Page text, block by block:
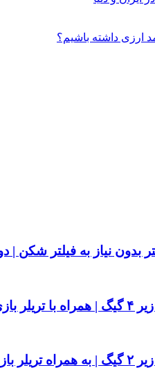
ارزی داشته باشیم؟
نیاز به فیلتر شکن |